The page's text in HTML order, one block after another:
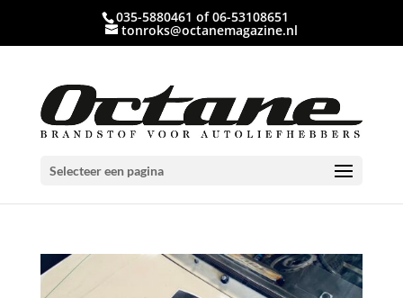
035-5880461 of 06-53108651
tonroks@octanemagazine.nl
Selecteer een pagina